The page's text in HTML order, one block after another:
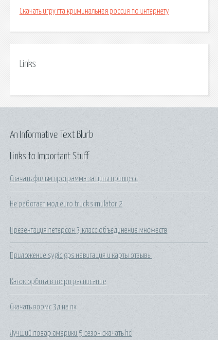
Скачать игру гта криминальная россия по интернету
Links
Links to Important Stuff
Скачать фильм программа защиты принцесс
Не работает мод euro truck simulator 2
Презентация петерсон 3 класс объединение множеств
Приложение sygic gps навигация и карты отзывы
Каток орбита в твери расписание
Скачать вормс 3д на пк
Лучший повар америки 5 сезон скачать hd
An Informative Text Blurb